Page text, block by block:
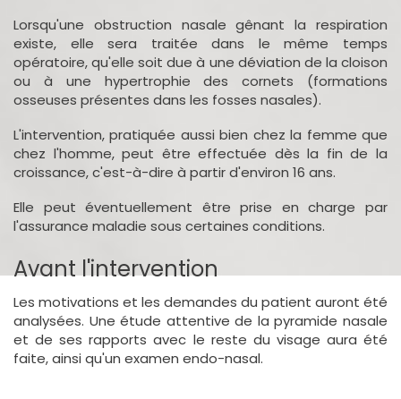
Lorsqu'une obstruction nasale gênant la respiration
existe, elle sera traitée dans le même temps
opératoire, qu'elle soit due à une déviation de la cloison
ou à une hypertrophie des cornets (formations
osseuses présentes dans les fosses nasales).
L'intervention, pratiquée aussi bien chez la femme que
chez l'homme, peut être effectuée dès la fin de la
croissance, c'est-à-dire à partir d'environ 16 ans.
Elle peut éventuellement être prise en charge par
l'assurance maladie sous certaines conditions.
Avant l'intervention
Les motivations et les demandes du patient auront été
analysées. Une étude attentive de la pyramide nasale
et de ses rapports avec le reste du visage aura été
faite, ainsi qu'un examen endo-nasal.